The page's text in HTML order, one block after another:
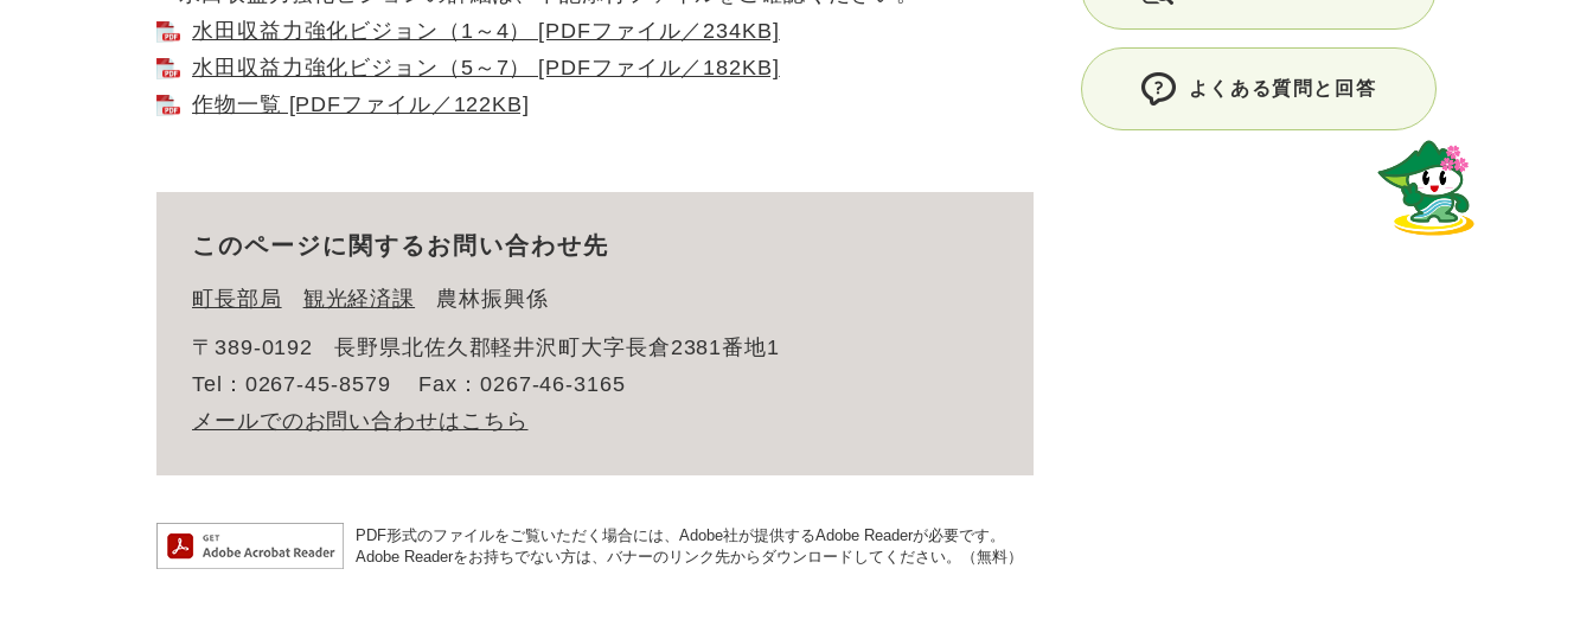
水田収益力強化ビジョン（1～4） [PDFファイル／234KB]
水田収益力強化ビジョン（5～7） [PDFファイル／182KB]
作物一覧 [PDFファイル／122KB]
このページに関するお問い合わせ先
町長部局 観光経済課 農林振興係
〒389-0192
長野県北佐久郡軽井沢町大字長倉2381番地1
Tel：0267-45-8579
Fax：0267-46-3165
メールでのお問い合わせはこちら
PDF形式のファイルをご覧いただく場合には、Adobe社が提供するAdobe Readerが必要です。
Adobe Readerをお持ちでない方は、バナーのリンク先からダウンロードしてください。（無料）
よくある質問と回答